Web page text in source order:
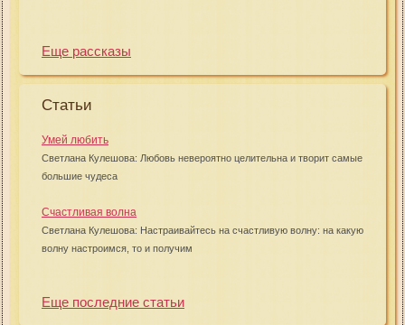
Еще рассказы
Статьи
Умей любить
Светлана Кулешова: Любовь невероятно целительна и творит самые
большие чудеса
Счастливая волна
Светлана Кулешова: Настраивайтесь на счастливую волну: на какую
волну настроимся, то и получим
Еще последние статьи